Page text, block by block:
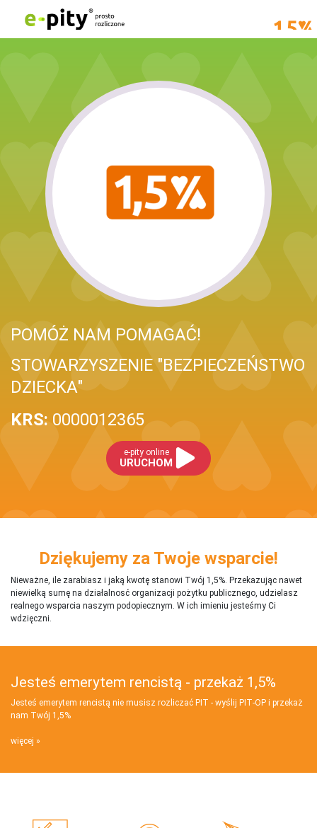
POMÓŻ NAM POMAGAĆ!
STOWARZYSZENIE "BEZPIECZEŃSTWO
DZIECKA"
KRS: 0000012365
e-pity online
URUCHOM
Dziękujemy za Twoje wsparcie!
Nieważne, ile zarabiasz i jaką kwotę stanowi Twój 1,5%. Przekazując nawet
niewielką sumę na działalnosć organizacji pożytku publicznego, udzielasz
realnego wsparcia naszym podopiecznym. W ich imieniu jesteśmy Ci
wdzięczni.
Jesteś emerytem rencistą - przekaż 1,5%
Jesteś emerytem rencistą nie musisz rozliczać PIT - wyślij PIT‑OP i przekaż
nam Twój 1,5%
więcej